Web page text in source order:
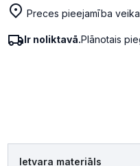
Preces pieejamība
Ir noliktavā.Plānotais
Ietvara materiāls